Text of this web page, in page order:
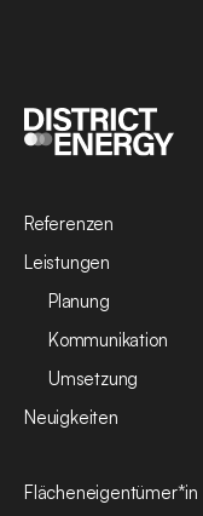
Referenzen
Leistungen
Planung
Kommunikation
Umsetzung
Neuigkeiten
Flächeneigentümer*in